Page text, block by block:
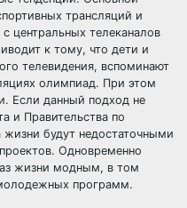
трансляций и
центральных телеканалов
к тому, что дети и
телевидения, вспоминают
олимпиад. При этом
Если данный подход не
и Правительства по
будут недостаточными
Одновременно
жизни модным, в том
программ.